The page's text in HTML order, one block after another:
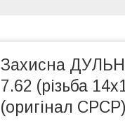
Захисна
7.62 (різьба
(оригінал СРСР)